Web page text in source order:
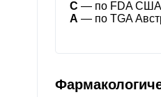
C — по FDA США
A — по TGA